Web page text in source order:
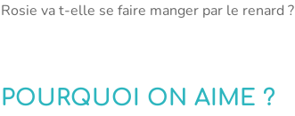
Rosie va t-elle se faire manger par le renard ?
POURQUOI ON AIME ?